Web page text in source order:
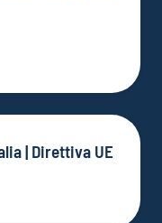
| Direttiva UE